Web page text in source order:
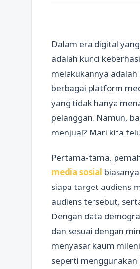
Dalam era digital
adalah kunci
melakukannya adalah
berbagai platform
yang tidak hanya
pelanggan. Namun,
menjual? Mari kita
Pertama-tama,
media sosial
siapa target audiens
audiens tersebut,
Dengan data
dan sesuai dengan
menyasar kaum
seperti menggunakan